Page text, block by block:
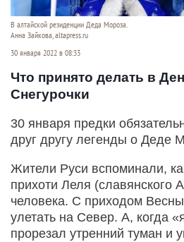
В алтайской резиденции Деда Мороза.
Анна Зайкова, altapress.ru
30 января 2022 в 08:33
Что принято делать в
Снегурочки
30 января предки
друг другу легенды о Деде
Жители Руси вспоминали,
прихоти Леля (славянского
человека. С приходом
улетать на Север. А, когда
прорезал утренний туман и